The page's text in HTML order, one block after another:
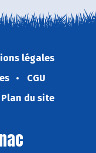
légales
CGU
Plan du site